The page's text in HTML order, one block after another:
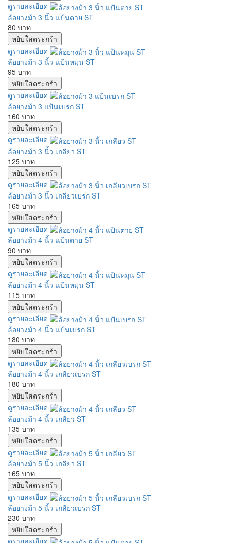
ดูรายละเอียด
ล้อยางม้า 3 นิ้ว แป้นตาย ST
80 บาท
ดูรายละเอียด
ล้อยางม้า 3 นิ้ว แป้นหมุน ST
95 บาท
ดูรายละเอียด
ล้อยางม้า 3 แป้นเบรก ST
160 บาท
ดูรายละเอียด
ล้อยางม้า 3 นิ้ว เกลียว ST
125 บาท
ดูรายละเอียด
ล้อยางม้า 3 นิ้ว เกลียวเบรก ST
165 บาท
ดูรายละเอียด
ล้อยางม้า 4 นิ้ว แป้นตาย ST
90 บาท
ดูรายละเอียด
ล้อยางม้า 4 นิ้ว แป้นหมุน ST
115 บาท
ดูรายละเอียด
ล้อยางม้า 4 นิ้ว แป้นเบรก ST
180 บาท
ดูรายละเอียด
ล้อยางม้า 4 นิ้ว เกลียวเบรก ST
180 บาท
ดูรายละเอียด
ล้อยางม้า 4 นิ้ว เกลียว ST
135 บาท
ดูรายละเอียด
ล้อยางม้า 5 นิ้ว เกลียว ST
165 บาท
ดูรายละเอียด
ล้อยางม้า 5 นิ้ว เกลียวเบรก ST
230 บาท